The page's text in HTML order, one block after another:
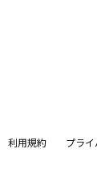
利用規約 プラ